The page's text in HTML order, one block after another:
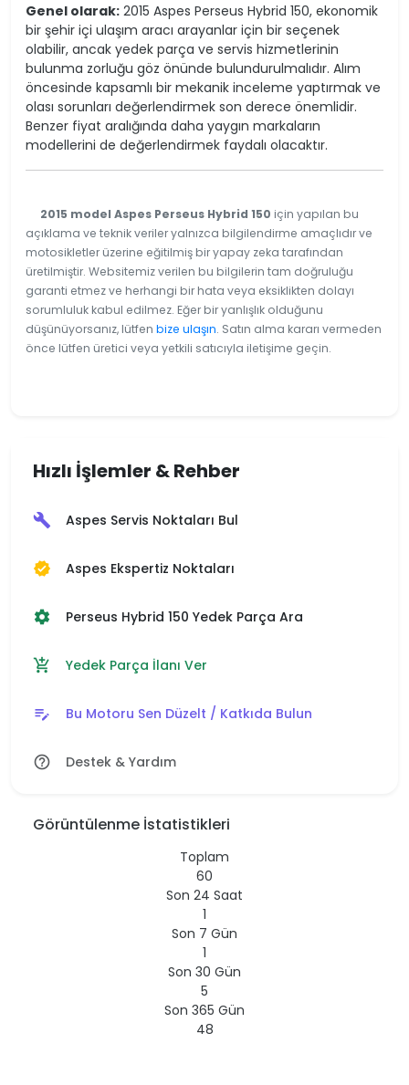
Genel olarak: 2015 Aspes Perseus Hybrid 150, ekonomik
bir şehir içi ulaşım aracı arayanlar için bir seçenek
olabilir, ancak yedek parça ve servis hizmetlerinin
bulunma zorluğu göz önünde bulundurulmalıdır. Alım
öncesinde kapsamlı bir mekanik inceleme yaptırmak ve
olası sorunları değerlendirmek son derece önemlidir.
Benzer fiyat aralığında daha yaygın markaların
modellerini de değerlendirmek faydalı olacaktır.
2015 model Aspes Perseus Hybrid 150 için yapılan bu
açıklama ve teknik veriler yalnızca bilgilendirme amaçlıdır ve
motosikletler üzerine eğitilmiş bir yapay zeka tarafından
üretilmiştir. Websitemiz verilen bu bilgilerin tam doğruluğu
garanti etmez ve herhangi bir hata veya eksiklikten dolayı
sorumluluk kabul edilmez. Eğer bir yanlışlık olduğunu
düşünüyorsanız, lütfen bize ulaşın. Satın alma kararı vermeden
önce lütfen üretici veya yetkili satıcıyla iletişime geçin.
Hızlı İşlemler & Rehber
build Aspes Servis Noktaları Bul
verified Aspes Ekspertiz Noktaları
settings Perseus Hybrid 150 Yedek Parça Ara
add_shopping_cart Yedek Parça İlanı Ver
edit_note Bu Motoru Sen Düzelt / Katkıda Bulun
help_outline Destek & Yardım
Görüntülenme İstatistikleri
Toplam
60
Son 24 Saat
1
Son 7 Gün
1
Son 30 Gün
5
Son 365 Gün
48